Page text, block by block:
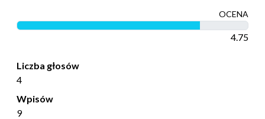
OCENA
4.75
Liczba głosów
4
Wpisów
9